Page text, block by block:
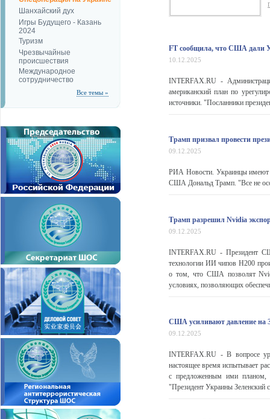
Шанхайский дух
Игры Будущего - Казань
2024
Туризм
Чрезвычайные
происшествия
Международное
сотрудничество
Все темы »
FT сообщила, что США дали
10.12.2025
INTERFAX.RU -
американский план по
источники. "Посланники
Трамп призвал провести
09.12.2025
РИА Новости. Украинцы имеют
США Дональд Трамп. "Все не
Трамп разрешил Nvidia
09.12.2025
INTERFAX.RU - Президент
технологии ИИ чипов H200
о том, что США позволят
условиях, позволяющих
США усиливают давление на
09.12.2025
INTERFAX.RU - В вопросе
настоящее время испытывает
с предложенным ими планом,
"Президент Украины